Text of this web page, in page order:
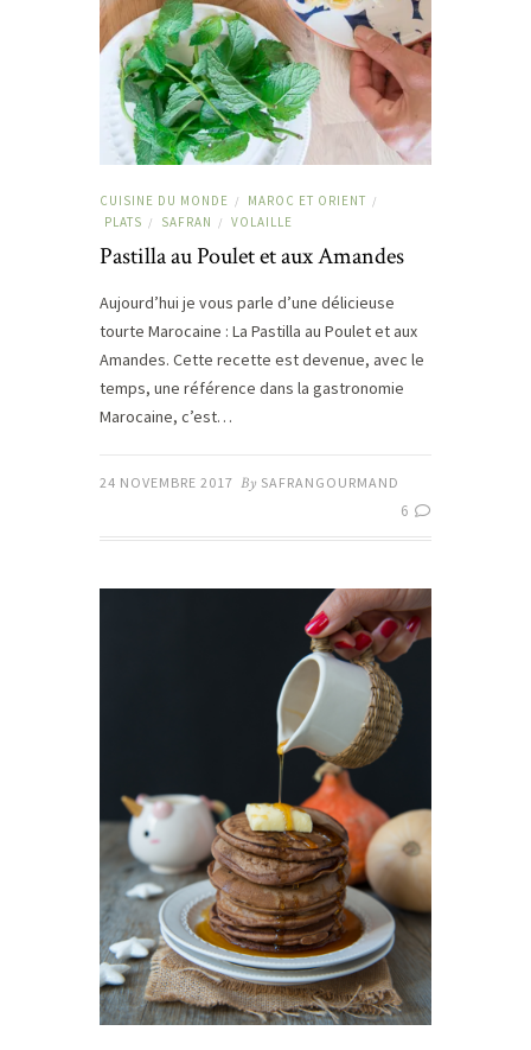
CUISINE DU MONDE / MAROC ET ORIENT /
PLATS / SAFRAN / VOLAILLE
Pastilla au Poulet et aux Amandes
Aujourd’hui je vous parle d’une délicieuse
tourte Marocaine : La Pastilla au Poulet et aux
Amandes. Cette recette est devenue, avec le
temps, une référence dans la gastronomie
Marocaine, c’est…
24 NOVEMBRE 2017 By SAFRANGOURMAND
6